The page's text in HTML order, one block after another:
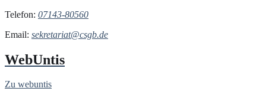
Telefon: 07143-80560
Email: sekretariat@csgb.de
WebUntis
Zu webuntis